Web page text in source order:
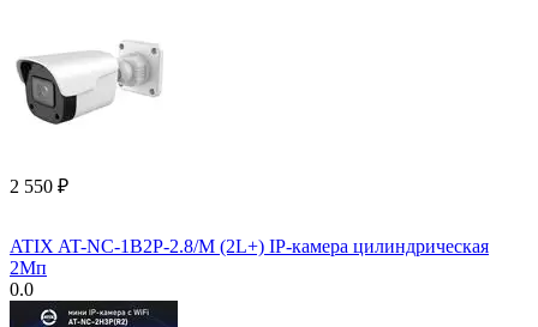
2 550 ₽
ATIX AT-NC-1B2P-2.8/M (2L+) IP-камера цилиндрическая
2Мп
0.0